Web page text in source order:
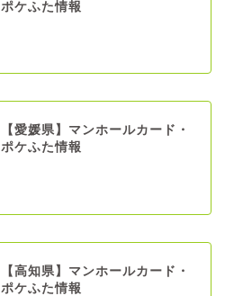
ポケふた情報
【愛媛県】マンホールカード・
ポケふた情報
【高知県】マンホールカード・
ポケふた情報